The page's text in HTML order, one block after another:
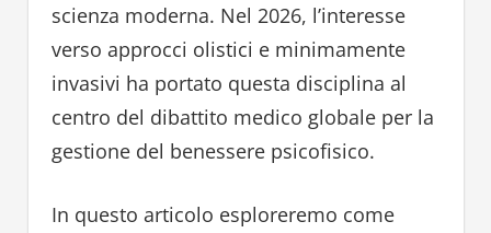
scienza moderna. Nel 2026, l’interesse
verso approcci olistici e minimamente
invasivi ha portato questa disciplina al
centro del dibattito medico globale per la
gestione del benessere psicofisico.
In questo articolo esploreremo come